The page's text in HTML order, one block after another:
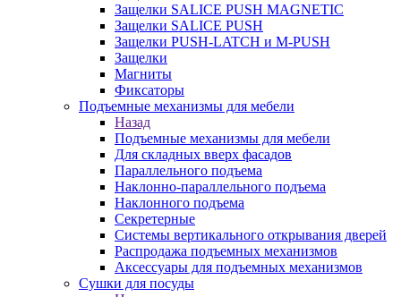
Защелки SALICE PUSH MAGNETIC
Защелки SALICE PUSH
Защелки PUSH-LATCH и M-PUSH
Защелки
Магниты
Фиксаторы
Подъемные механизмы для мебели
Назад
Подъемные механизмы для мебели
Для складных вверх фасадов
Параллельного подъема
Наклонно-параллельного подъема
Наклонного подъема
Секретерные
Системы вертикального открывания дверей
Распродажа подъемных механизмов
Аксессуары для подъемных механизмов
Сушки для посуды